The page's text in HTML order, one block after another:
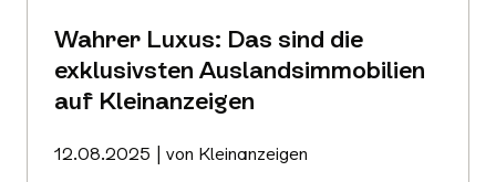
Wahrer Luxus: Das sind die
exklusivsten Auslandsimmobilien
auf Kleinanzeigen
12.08.2025 | von Kleinanzeigen